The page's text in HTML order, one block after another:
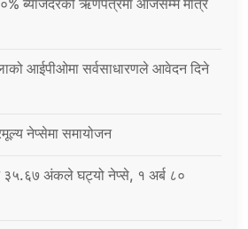
आईपीओमा सर्वसाधारणले आवेदन दिने
नेप्सेमा समायोजन
३५.६७ अंकले घट्यो नेप्से, १ अर्ब ८०